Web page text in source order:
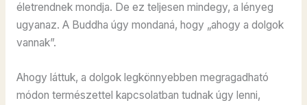
életrendnek mondja. De ez teljesen mindegy, a lényeg
ugyanaz. A Buddha úgy mondaná, hogy „ahogy a dolgok
vannak”.
Ahogy láttuk, a dolgok legkönnyebben megragadható
módon természettel kapcsolatban tudnak úgy lenni,